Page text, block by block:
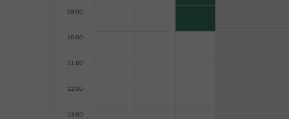
09:00
10:00
11:00
12:00
13:00